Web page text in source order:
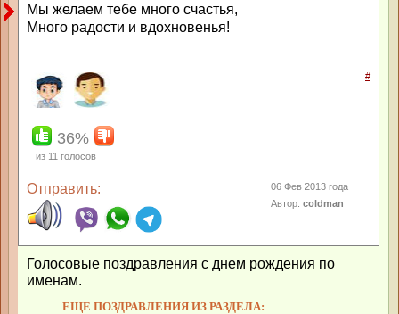
Мы желаем тебе много счастья,
Много радости и вдохновенья!
#
36%
из 11 голосов
Отправить:
06 Фев 2013 года
Автор:coldman
Голосовые поздравления с днем рождения по
именам.
ЕЩЕ ПОЗДРАВЛЕНИЯ ИЗ РАЗДЕЛА: